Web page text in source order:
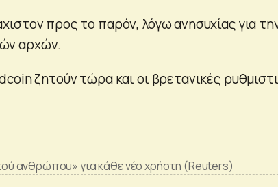
προς το παρόν, λόγω ανησυχίας για
αρχών.
ζητούν τώρα και οι βρετανικές
ανθρώπου» για κάθε νέο χρήστη (Reuters)